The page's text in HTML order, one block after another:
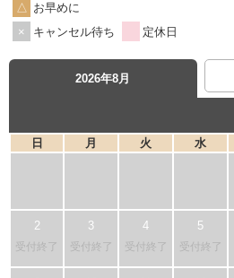
お早めに
キャンセル待ち
定休日
2026年8月
日 月 火 水
受付終了 受付終了 受付終了 受付終了